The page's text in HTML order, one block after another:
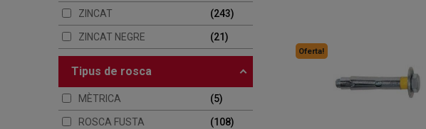
ZINCAT 243
ZINCAT NEGRE 21
tipus de rosca
MÈTRICA 5
ROSCA FUSTA 108
Oferta!